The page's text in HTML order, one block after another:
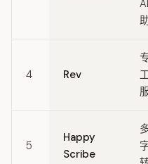
4 Rev
5
Happy
Scribe